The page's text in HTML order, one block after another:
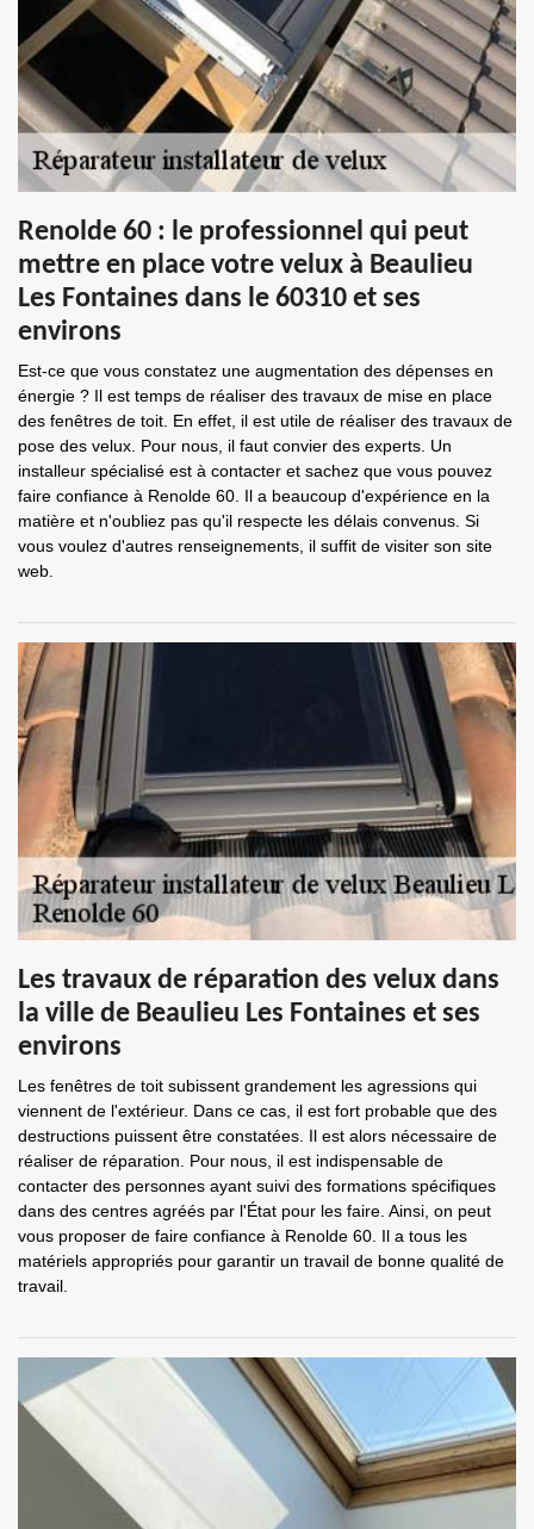
Renolde 60 : le professionnel qui peut
mettre en place votre velux à Beaulieu
Les Fontaines dans le 60310 et ses
environs
Est-ce que vous constatez une augmentation des dépenses en
énergie ? Il est temps de réaliser des travaux de mise en place
des fenêtres de toit. En effet, il est utile de réaliser des travaux de
pose des velux. Pour nous, il faut convier des experts. Un
installeur spécialisé est à contacter et sachez que vous pouvez
faire confiance à Renolde 60. Il a beaucoup d'expérience en la
matière et n'oubliez pas qu'il respecte les délais convenus. Si
vous voulez d'autres renseignements, il suffit de visiter son site
web.
Les travaux de réparation des velux dans
la ville de Beaulieu Les Fontaines et ses
environs
Les fenêtres de toit subissent grandement les agressions qui
viennent de l'extérieur. Dans ce cas, il est fort probable que des
destructions puissent être constatées. Il est alors nécessaire de
réaliser de réparation. Pour nous, il est indispensable de
contacter des personnes ayant suivi des formations spécifiques
dans des centres agréés par l'État pour les faire. Ainsi, on peut
vous proposer de faire confiance à Renolde 60. Il a tous les
matériels appropriés pour garantir un travail de bonne qualité de
travail.